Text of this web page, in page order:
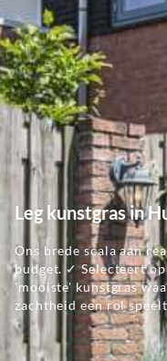
Leg kunstgras in
Ons brede scala aan
budget. ✓ Selecteert
'mooiste' kunstgras
zachtheid een rol